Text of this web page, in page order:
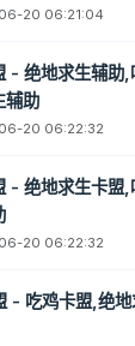
20 06:21:04
- 绝地求生辅助,
辅助
20 06:22:32
- 绝地求生卡盟,
20 06:22:32
- 吃鸡卡盟,绝